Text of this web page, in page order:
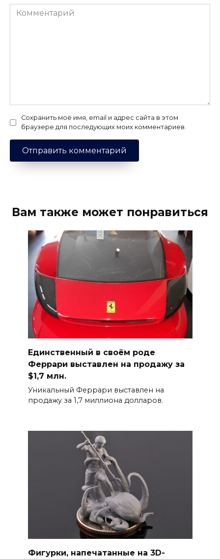
Комментарий
Сохранить моё имя, email и адрес сайта в этом
браузере для последующих моих комментариев.
Вам также может понравиться
Единственный в своём роде
Феррари выставлен на продажу за
$1,7 млн.
Уникальный Феррари выставлен на
продажу за 1,7 миллиона долларов.
Фигурки, напечатанные на 3D-